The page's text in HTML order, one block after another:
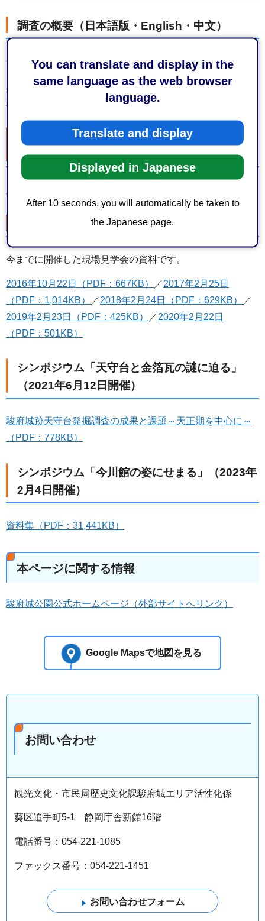
You can translate and display in the
same language as the web browser
language.
Translate and display
Displayed in Japanese
After 10 seconds, you will automatically be taken to
the Japanese page.
調査の概要（日本語版・English・中文）
発掘調査現場で配布している海外の方向けの案内です。
日本語版（PDF：186KB） ／English（PDF：185KB）
文（PDF：265KB）
観光庁による駿府城公園天守台跡解説（日本語
版・English）
現場見学会資料
今までに開催した現場見学会の資料です。
2016年10月22日（PDF：667KB） ／2017年2月25日
（PDF：1,014KB）
／2018年2月24日（PDF：629KB）
／
2019年2月23日（PDF：425KB）
／2020年2月22日
（PDF：501KB）
シンポジウム「天守台と金箔瓦の謎に迫る」
（2021年6月12日開催）
駿府城跡天守台発掘調査の成果と課題～天正期を中心に～
（PDF：778KB）
シンポジウム「今川館の姿にせまる」（2023年
2月4日開催）
資料集（PDF：31,441KB）
本ページに関する情報
駿府城公園公式ホームページ（外部サイトへリンク）
Google Mapsで地図を見る
お問い合わせ
観光文化・市民局歴史文化課駿府城エリア活性化係
葵区追手町5-1 静岡庁舎新館16階
電話番号：054-221-1085
ファックス番号：054-221-1451